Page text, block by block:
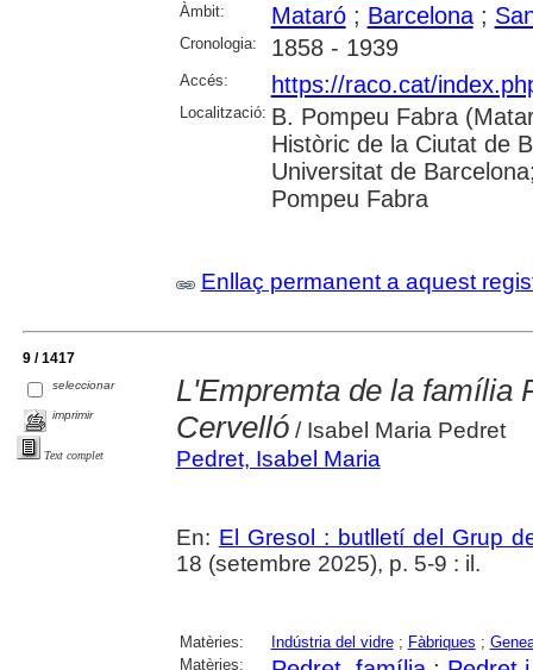
Àmbit: Mataró; Barcelona;
Cronologia: 1858 - 1939
Accés: https://raco.cat/
Localització: B. Pompeu Fabra
Històric de la Ciutat de
Universitat de
Pompeu Fabra
Enllaç permanent a aquest
9 / 1417
seleccionar
imprimir
Text complet
L'Empremta de la família
Cervelló/ Isabel Maria Pedret
Pedret, Isabel Maria
En: El Gresol : butlletí del Grup
18 (setembre 2025), p. 5-9 : il.
Matèries: Indústria del vidre; Fàbriques ;
Matèries: